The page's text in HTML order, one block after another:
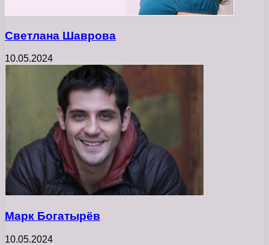
Светлана Шаврова
10.05.2024
Марк Богатырёв
10.05.2024